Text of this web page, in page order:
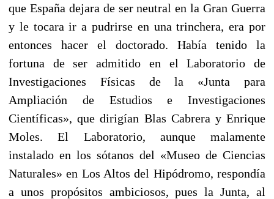
que España dejara de ser neutral en la Gran Guerra
y le tocara ir a pudrirse en una trinchera, era por
entonces hacer el doctorado. Había tenido la
fortuna de ser admitido en el Laboratorio de
Investigaciones Físi­cas de la «Junta para
Ampliación de Estudios e Investigaciones
Científicas», que dirigían Blas Cabrera y Enrique
Moles. El Labo­ratorio, aunque malamente
instalado en los sótanos del «Museo de Ciencias
Naturales» en Los Altos del Hipódromo, respondía
a unos propósitos ambiciosos, pues la Junta, al